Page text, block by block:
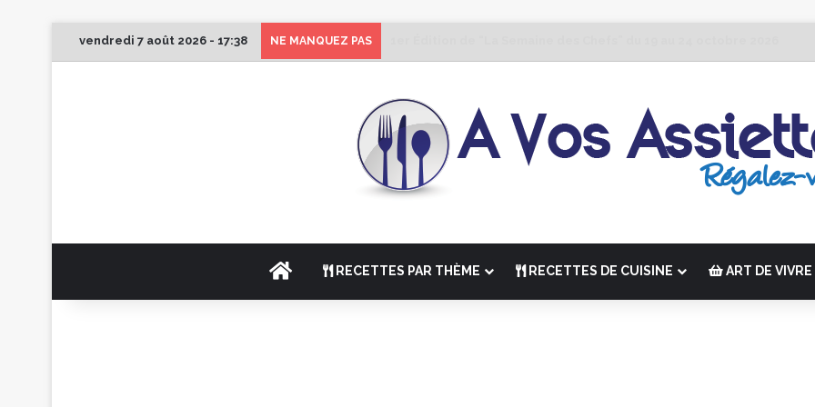
vendredi 7 août 2026 - 17:38 NE MANQUEZ PAS
ACCUEILRECETTES PAR THÈME RECETTES DE CUISINE ART DE VIVRE